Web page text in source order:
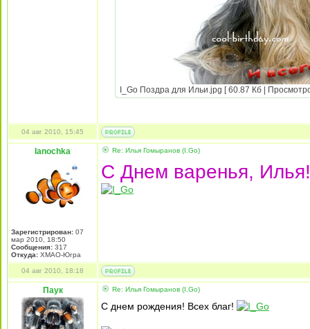
I_Go Поздра для Ильи.jpg [ 60.87 Кб |
04 авг 2010, 15:45
Ianochka
Зарегистрирован: 07
мар 2010, 18:50
Сообщения: 317
Откуда: ХМАО-Югра
Re: Илья Гомыранов (I.Go)
С Днем варенья,
04 авг 2010, 18:18
Паук Re: Илья Гомыранов (I.Go)
С днем рождения! Всех благ!